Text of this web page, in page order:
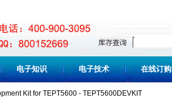
电子知识 电子技术 在线订购
Kit for TEPT5600 - TEPT5600DEVKIT